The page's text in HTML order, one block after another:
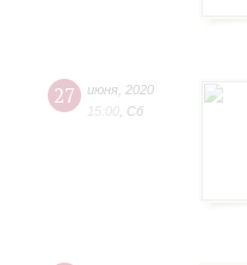
27 июня 2020
15:00 Сб